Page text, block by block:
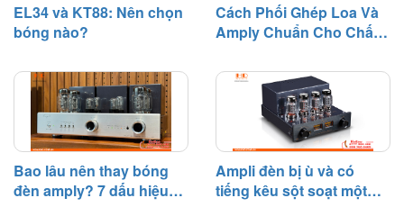
EL34 và KT88: Nên chọn
bóng nào?
Cách Phối Ghép Loa Và
Amply Chuẩn Cho Chất
Bao lâu nên thay bóng
đèn amply? 7 dấu hiệu
Ampli đèn bị ù và có
tiếng kêu sột soạt một